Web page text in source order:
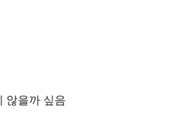
않을까 싶음